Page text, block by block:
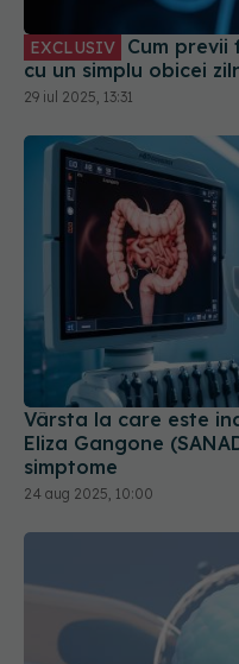
Vârsta la care este
Eliza Gangone
simptome
24 aug 2025, 10:00